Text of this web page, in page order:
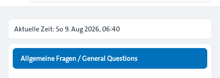
Aktuelle Zeit: So 9. Aug 2026, 06:40
Allgemeine Fragen / General Questions